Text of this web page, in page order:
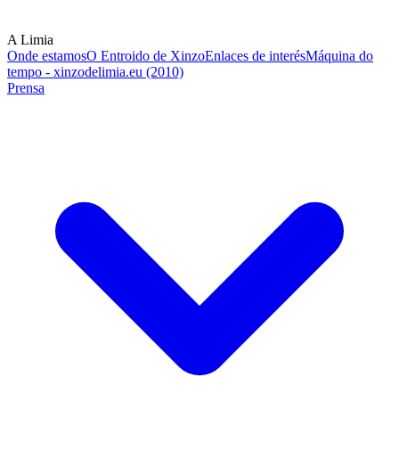
A Limia
Onde estamosO Entroido de XinzoEnlaces de interésMáquina do
tempo - xinzodelimia.eu (2010)
Prensa